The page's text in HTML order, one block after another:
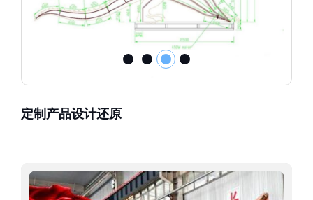
定制产品设计还原